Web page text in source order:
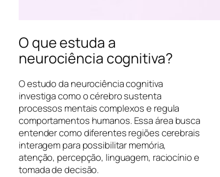
O que estuda a
neurociência cognitiva?
O estudo da neurociência cognitiva
investiga como o cérebro sustenta
processos mentais complexos e regula
comportamentos humanos. Essa área busca
entender como diferentes regiões cerebrais
interagem para possibilitar memória,
atenção, percepção, linguagem, raciocínio e
tomada de decisão.